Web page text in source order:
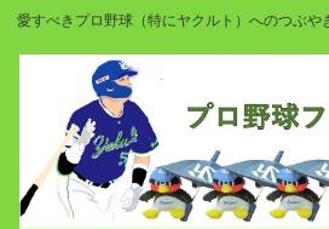
愛すべきプロ野球（特にヤクルト）へのつぶや